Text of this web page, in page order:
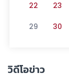
22 23
29 30
วิดีโอข่าว